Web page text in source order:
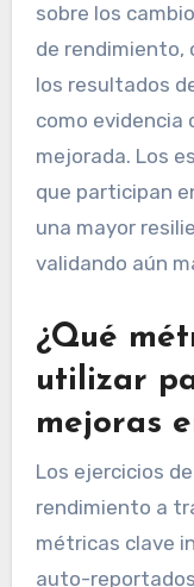
sobre los
de rendimiento,
los resultados
como
mejorada. Los
que participan
una mayor
validando aún
¿Qué
utilizar
mejoras
Los ejercicios
rendimiento a
métricas clave
auto-